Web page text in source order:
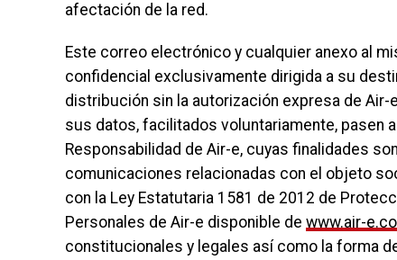
afectación de la red.
Este correo electrónico y cualquier anexo al
confidencial exclusivamente dirigida a su
distribución sin la autorización expresa de Air-
sus datos, facilitados voluntariamente, pasen
Responsabilidad de Air-e, cuyas finalidades
comunicaciones relacionadas con el objeto
con la Ley Estatutaria 1581 de 2012 de
Personales de Air-e disponible de www.air-
constitucionales y legales así como la forma